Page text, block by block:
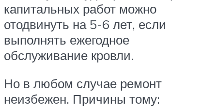
капитальных работ можно
отодвинуть на 5-6 лет, если
выполнять ежегодное
обслуживание кровли.
Но в любом случае ремонт
неизбежен. Причины тому: